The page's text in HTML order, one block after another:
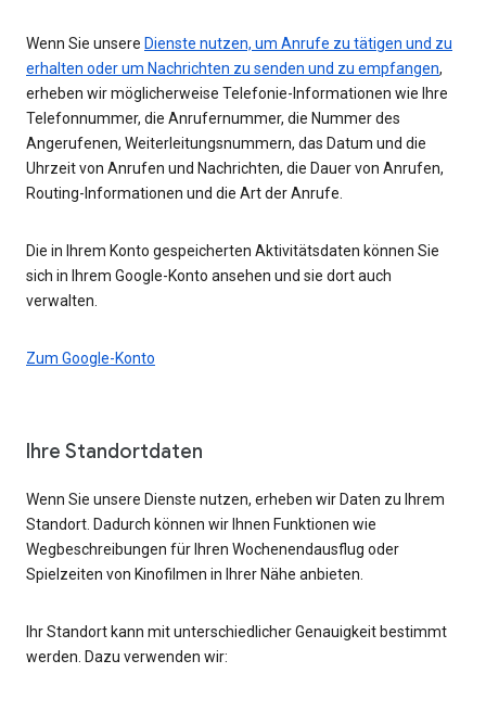
Wenn Sie unsere Dienste nutzen, um Anrufe zu tätigen und zu
erhalten oder um Nachrichten zu senden und zu empfangen,
erheben wir möglicherweise Telefonie-Informationen wie Ihre
Telefonnummer, die Anrufernummer, die Nummer des
Angerufenen, Weiterleitungsnummern, das Datum und die
Uhrzeit von Anrufen und Nachrichten, die Dauer von Anrufen,
Routing-Informationen und die Art der Anrufe.
Die in Ihrem Konto gespeicherten Aktivitätsdaten können Sie
sich in Ihrem Google-Konto ansehen und sie dort auch
verwalten.
Zum Google-Konto
Ihre Standortdaten
Wenn Sie unsere Dienste nutzen, erheben wir Daten zu Ihrem
Standort. Dadurch können wir Ihnen Funktionen wie
Wegbeschreibungen für Ihren Wochenendausflug oder
Spielzeiten von Kinofilmen in Ihrer Nähe anbieten.
Ihr Standort kann mit unterschiedlicher Genauigkeit bestimmt
werden. Dazu verwenden wir: